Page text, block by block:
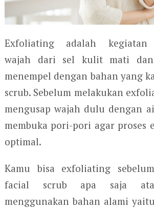
Exfoliating adalah kegiatan
wajah dari sel kulit mati
menempel dengan bahan yang
scrub. Sebelum melakukan
mengusap wajah dulu dengan
membuka pori-pori agar proses
optimal.
Kamu bisa exfoliating
facial scrub apa saja
menggunakan bahan alami